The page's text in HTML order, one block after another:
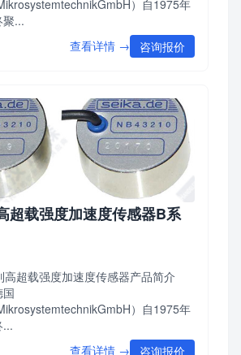
）自1975年
...
查看详情 → 咨询报价
超载强度加速度传感器B系
高超载强度加速度传感器产品简介
）自1975年
...
查看详情 → 咨询报价